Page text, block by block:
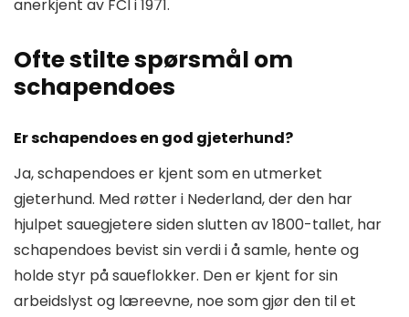
anerkjent av FCI i 1971.
Ofte stilte spørsmål om
schapendoes
Er schapendoes en god gjeterhund?
Ja, schapendoes er kjent som en utmerket
gjeterhund. Med røtter i Nederland, der den har
hjulpet sauegjetere siden slutten av 1800-tallet, har
schapendoes bevist sin verdi i å samle, hente og
holde styr på saueflokker. Den er kjent for sin
arbeidslyst og læreevne, noe som gjør den til et